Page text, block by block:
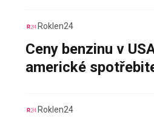
Roklen24
Ceny benzinu v
americké
Roklen24